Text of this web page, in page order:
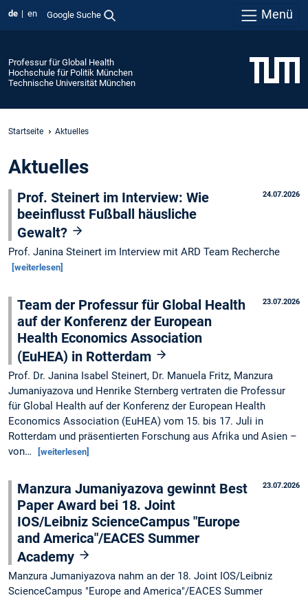
de en Google Suche Menü
Professur für Global Health
Hochschule für Politik München
Technische Universität München
Startseite Aktuelles
Aktuelles
24.07.2026
Prof. Steinert im Interview: Wie
beeinflusst Fußball häusliche
Gewalt?
Prof. Janina Steinert im Interview mit ARD Team Recherche
[weiterlesen]
23.07.2026
Team der Professur für Global Health
auf der Konferenz der European
Health Economics Association
(EuHEA) in Rotterdam
Prof. Dr. Janina Isabel Steinert, Dr. Manuela Fritz, Manzura
Jumaniyazova und Henrike Sternberg vertraten die Professur
für Global Health auf der Konferenz der European Health
Economics Association (EuHEA) vom 15. bis 17. Juli in
Rotterdam und präsentierten Forschung aus Afrika und Asien –
von…
[weiterlesen]
23.07.2026
Manzura Jumaniyazova gewinnt Best
Paper Award bei 18. Joint
IOS/Leibniz ScienceCampus "Europe
and America"/EACES Summer
Academy
Manzura Jumaniyazova nahm an der 18. Joint IOS/Leibniz
ScienceCampus "Europe and America"/EACES Summer